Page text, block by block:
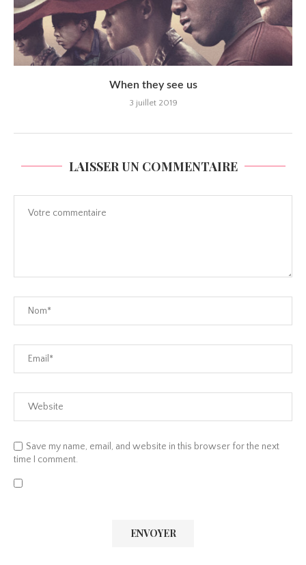
When they see us
3 juillet 2019
LAISSER UN COMMENTAIRE
Save my name, email, and website in this browser for the next
time I comment.